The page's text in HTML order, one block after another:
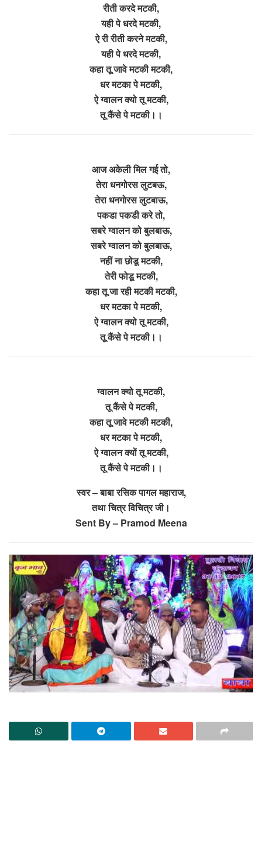
रीती करदे मटकी,
यही पे धरदे मटकी,
ऐ री रीती करने मटकी,
यही पे धरदे मटकी,
कहा तू जावे मटकी मटकी,
धर मटका पे मटकी,
ऐ ग्वालन क्यो तू मटकी,
तू कैंसे पे मटकी।।
आज अकेली मिल गई तो,
तेरा धनगोरस लुटबऊ,
तेरा धनगोरस लुटबाऊ,
पकडा पकडी करे तो,
सबरे ग्वालन को बुलबाऊ,
सबरे ग्वालन को बुलबाऊ,
नहीं ना छोडू मटकी,
तेरी फोडू मटकी,
कहा तू जा रही मटकी मटकी,
धर मटका पे मटकी,
ऐ ग्वालन क्यो तू मटकी,
तू कैंसे पे मटकी।।
ग्वालन क्यो तू मटकी,
तू कैंसे पे मटकी,
कहा तू जावे मटकी मटकी,
धर मटका पे मटकी,
ऐ ग्वालन क्यों तू मटकी,
तू कैंसे पे मटकी।।
स्वर – बाबा रसिक पागल महाराज,
तथा चित्र विचित्र जी।
Sent By – Pramod Meena